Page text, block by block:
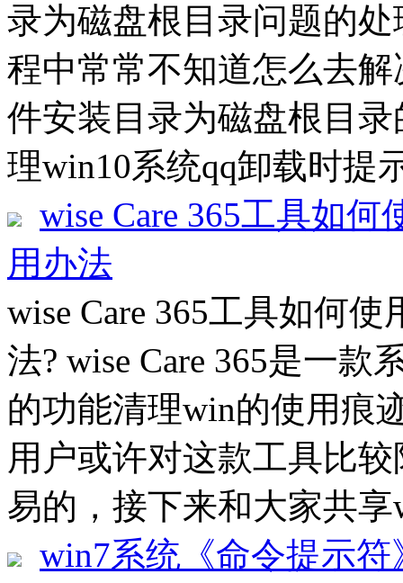
录为磁盘根目录问题的
程中常常不知道怎么去
件安装目录为磁盘根目
理win10系统qq卸载时提
wise Care 365工具如何
用办法
wise Care 365工具如何使
法? wise Care 365是一
的功能清理win的使用痕
用户或许对这款工具比
易的，接下来和大家共享
win7系统《命令提示